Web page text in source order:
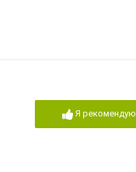
Я рекомендую